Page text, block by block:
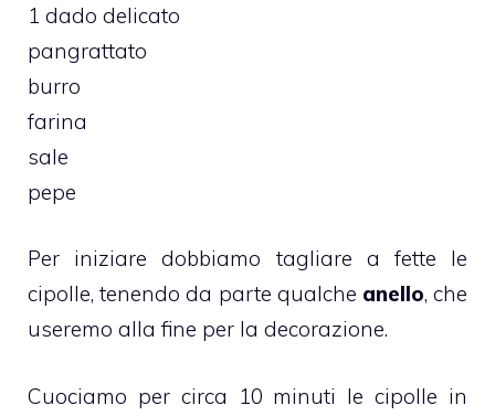
1 dado delicato
pangrattato
burro
farina
sale
pepe
Per iniziare dobbiamo tagliare a fette le
cipolle, tenendo da parte qualche anello, che
useremo alla fine per la decorazione.
Cuociamo per circa 10 minuti le cipolle in